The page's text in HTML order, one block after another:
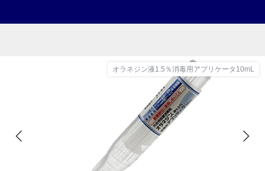
オラネジン液1.5％消毒用アプリケータ10mL